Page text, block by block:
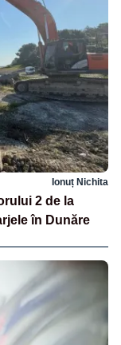
Ionuț Nichita
2 de la
în Dunăre